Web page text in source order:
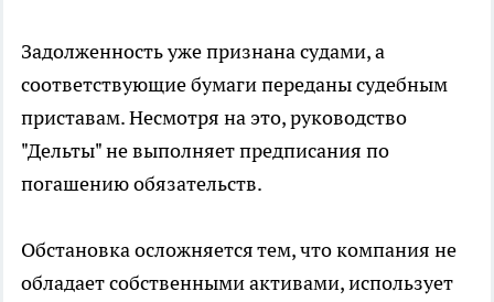
Задолженность уже признана судами, а
соответствующие бумаги переданы судебным
приставам. Несмотря на это, руководство
"Дельты" не выполняет предписания по
погашению обязательств.
Обстановка осложняется тем, что компания не
обладает собственными активами, использует